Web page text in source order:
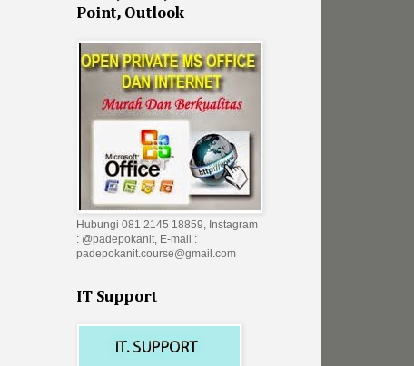
Point, Outlook
Hubungi 081 2145 18859, Instagram
: @padepokanit, E-mail :
padepokanit.course@gmail.com
IT Support